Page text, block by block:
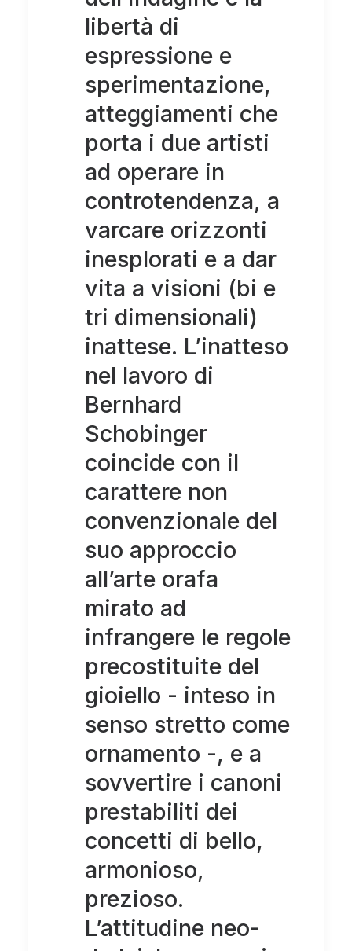
libertà di
espressione e
sperimentazione,
atteggiamenti che
porta i due artisti
ad operare in
controtendenza, a
varcare orizzonti
inesplorati e a dar
vita a visioni (bi e
tri dimensionali)
inattese. L’inatteso
nel lavoro di
Bernhard
Schobinger
coincide con il
carattere non
convenzionale del
suo approccio
all’arte orafa
mirato ad
infrangere le regole
precostituite del
gioiello - inteso in
senso stretto come
ornamento -, e a
sovvertire i canoni
prestabiliti dei
concetti di bello,
armonioso,
prezioso.
L’attitudine neo-